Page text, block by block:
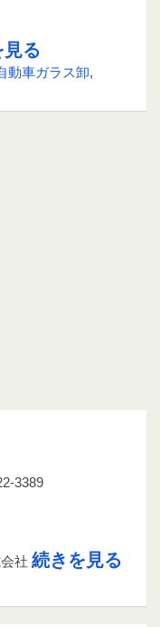
見る
動車ガラス卸,
3389
社 続きを見る